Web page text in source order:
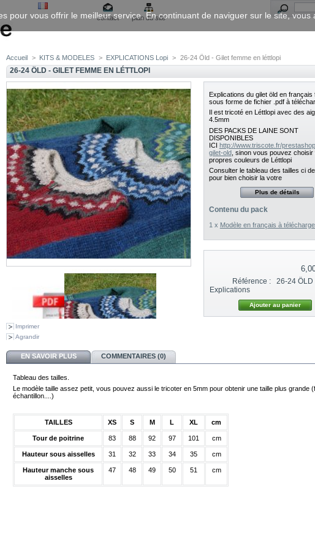
contact
plan du site
Accueil > KITS & MODELES > EXPLICATIONS Lopi > 26-24 Öld - Gilet femme en léttlopi
26-24 ÖLD - GILET FEMME EN LÉTTLOPI
Imprimer
Agrandir
Explications du gilet öld en français
sous forme de fichier .pdf à
Il est tricoté en Léttlopi avec des
4.5mm
DES PACKS DE LAINE SONT
DISPONIBLES
ICI http://www.triscote.fr/
gilet-old, sinon vous pouvez choisir
propres couleurs de Léttlopi
Consulter le tableau des tailles ci
pour bien choisir la votre
Plus de détails
Contenu du pack
1 x Modèle en français à
Référence :
26-24 ÖLD
Explications
EN SAVOIR PLUS COMMENTAIRES (0)
Tableau des tailles.
Le modèle taille assez petit, vous pouvez aussi le tricoter en 5mm pour obtenir une taille plus grande
échantillon....)
TAILLES XS S M L XL cm
Tour de poitrine 83 88 92 97 101 cm
Hauteur sous aisselles 31 32 33 34 35 cm
Hauteur manche sous
aisselles
47 48 49 50 51 cm
pour vous offrir le meilleur service. En continuant de naviguer sur le site, vous